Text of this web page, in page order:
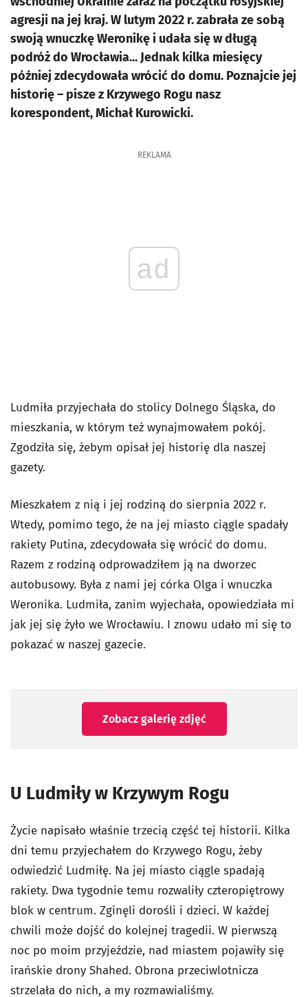
agresji na jej kraj. W lutym 2022 r. zabrała ze sobą
swoją wnuczkę Weronikę i udała się w długą
podróż do Wrocławia... Jednak kilka miesięcy
później zdecydowała wrócić do domu. Poznajcie jej
historię – pisze z Krzywego Rogu nasz
korespondent, Michał Kurowicki.
REKLAMA
ad
Ludmiła przyjechała do stolicy Dolnego Śląska, do
mieszkania, w którym też wynajmowałem pokój.
Zgodziła się, żebym opisał jej historię dla naszej
gazety.
Mieszkałem z nią i jej rodziną do sierpnia 2022 r.
Wtedy, pomimo tego, że na jej miasto ciągle spadały
rakiety Putina, zdecydowała się wrócić do domu.
Razem z rodziną odprowadziłem ją na dworzec
autobusowy. Była z nami jej córka Olga i wnuczka
Weronika. Ludmiła, zanim wyjechała, opowiedziała mi
jak jej się żyło we Wrocławiu. I znowu udało mi się to
pokazać w naszej gazecie.
Zobacz galerię zdjęć
U Ludmiły w Krzywym Rogu
Życie napisało właśnie trzecią część tej historii. Kilka
dni temu przyjechałem do Krzywego Rogu, żeby
odwiedzić Ludmiłę. Na jej miasto ciągle spadają
rakiety. Dwa tygodnie temu rozwaliły czteropiętrowy
blok w centrum. Zginęli dorośli i dzieci. W każdej
chwili może dojść do kolejnej tragedii. W pierwszą
noc po moim przyjeździe, nad miastem pojawiły się
irańskie drony Shahed. Obrona przeciwlotnicza
strzelała do nich, a my rozmawialiśmy.